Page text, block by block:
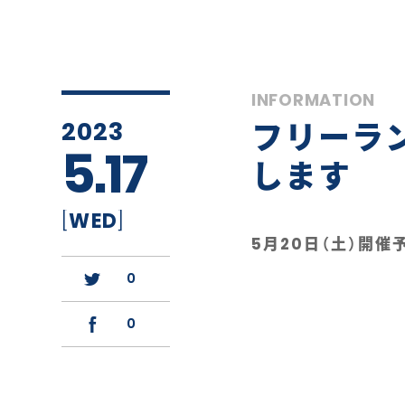
2023
5.17
[WED
0
0
INFORMATION
フリーラ
します
5月20日（土）開催